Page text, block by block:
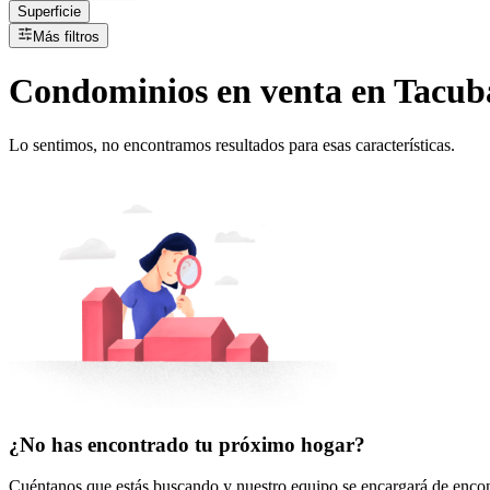
Superficie
Más filtros
Condominios en venta en
Lo sentimos, no encontramos resultados para esas características.
¿No has encontrado tu próximo hogar?